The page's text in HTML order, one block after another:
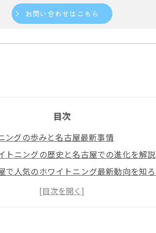
お問い合わせはこちら
目次
ングの歩みと名古屋最新事情
トニングの歴史と名古屋での進化を解説
で人気のホワイトニング最新動向を知
トニングが名古屋で一般化した背景を探
のホワイトニング人気の理由と実態